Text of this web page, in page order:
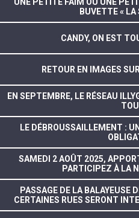
BUVETTE « LA
RETOUR EN IMAGES
EN SEPTEMBRE, LE RÉSEAU
LE DÉBROUSSAILLEMENT :
SAMEDI 2 AOÛT 2025,
PARTICIPEZ À LA
PASSAGE DE LA BALAYEUSE
CERTAINES RUES SERONT